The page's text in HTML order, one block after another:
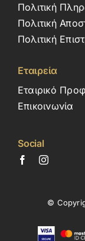
Πολιτική
Πολιτική
Πολιτική
Εταιρεία
Εταιρικό
Επικοινωνία
Social
©